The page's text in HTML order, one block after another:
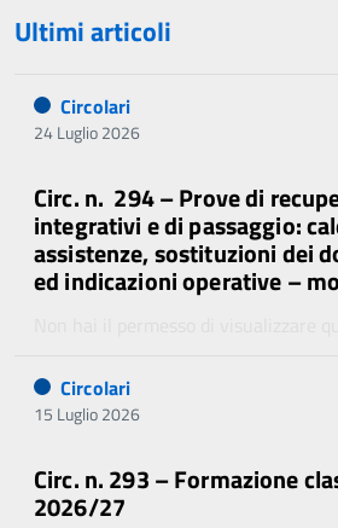
Ultimi articoli
Circolari
24 Luglio 2026
Circ. n. 294 – Prove di
integrativi e di passaggio:
assistenze, sostituzioni dei
ed indicazioni operative –
Circolari
15 Luglio 2026
Circ. n. 293 – Formazione
2026/27